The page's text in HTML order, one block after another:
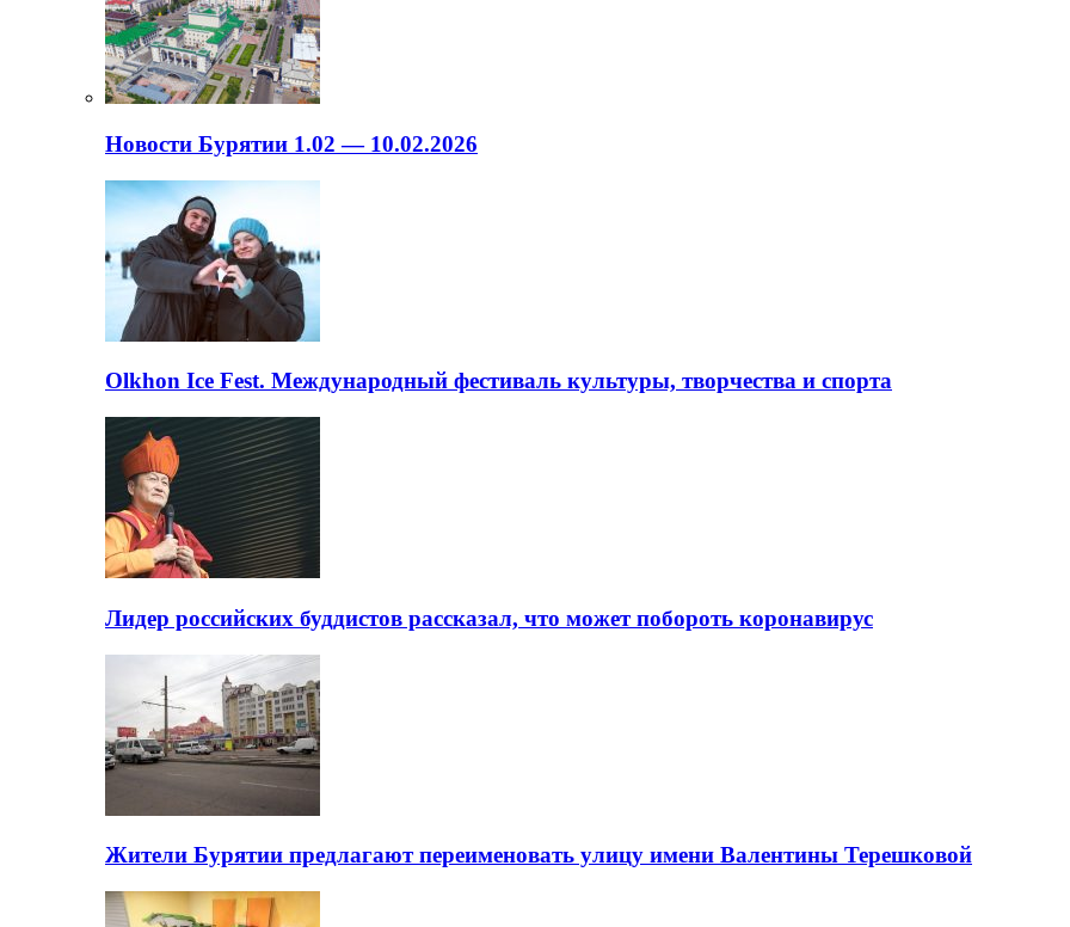
Новости Бурятии 1.02 — 10.02.2026
Olkhon Ice Fest. Международный фестиваль культуры, творчества и спорта
Лидер российских буддистов рассказал, что может побороть коронавирус
Жители Бурятии предлагают переименовать улицу имени Валентины Терешковой